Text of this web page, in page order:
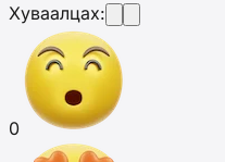
Хуваалцах:
0